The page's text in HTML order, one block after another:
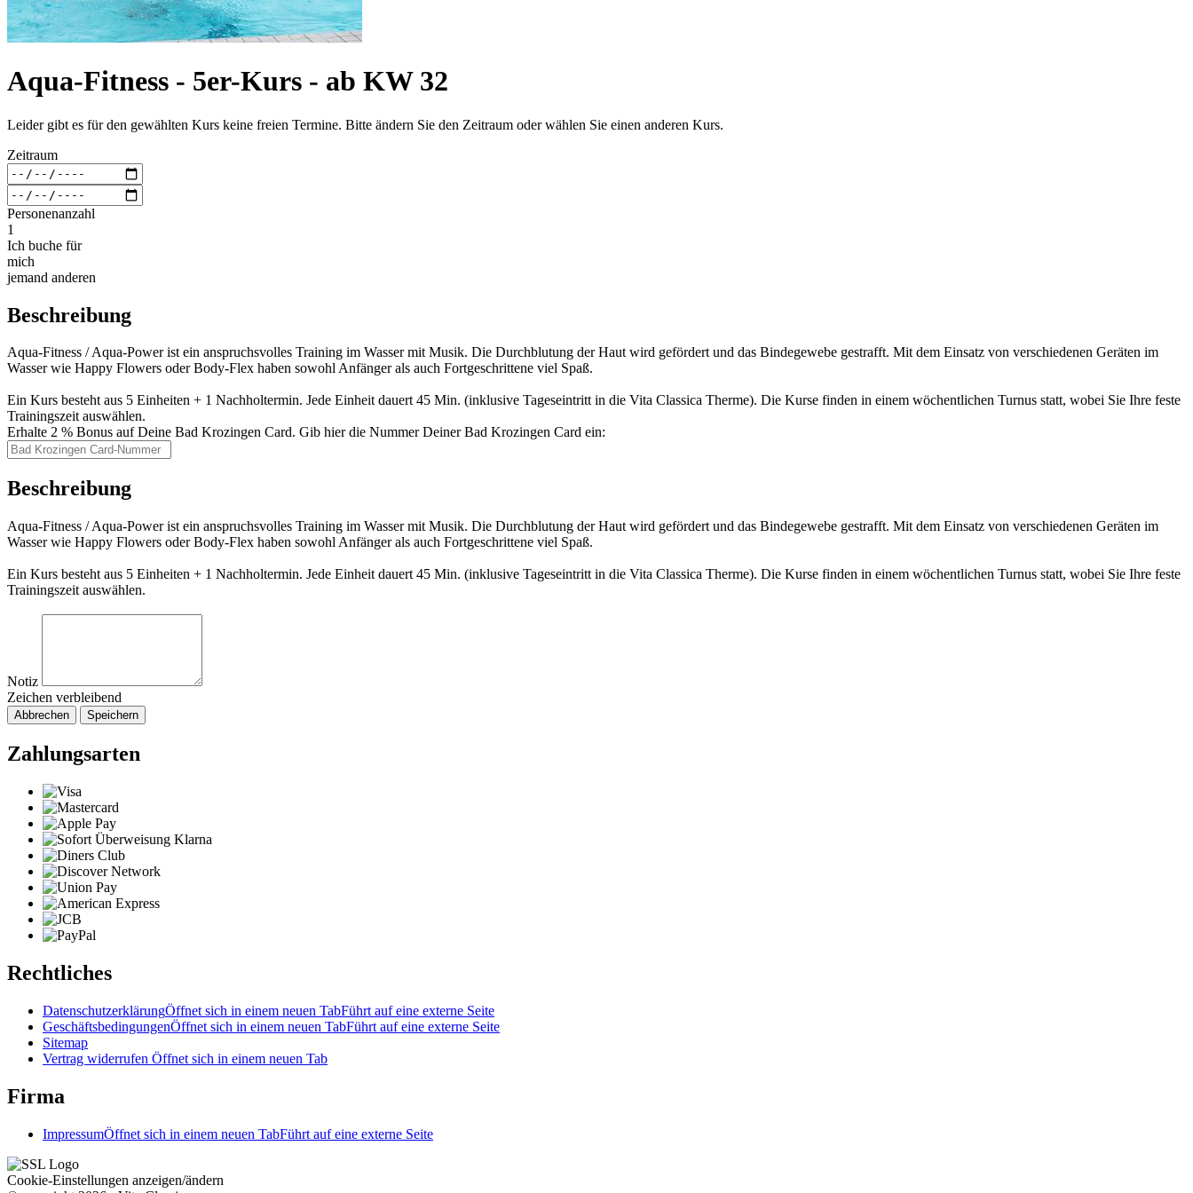
Aqua-Fitness - 5er-Kurs - ab KW 32
Leider gibt es für den gewählten Kurs keine freien Termine. Bitte ändern Sie den Zeitraum oder wählen Sie einen anderen Kurs.
Zeitraum
Personenanzahl
1
Ich buche für
mich
jemand anderen
Beschreibung
Aqua-Fitness / Aqua-Power ist ein anspruchsvolles Training im Wasser mit Musik. Die Durchblutung der Haut wird gefördert und das Bindegewebe gestrafft. Mit dem Einsatz von verschiedenen Geräten im
Wasser wie Happy Flowers oder Body-Flex haben sowohl Anfänger als auch Fortgeschrittene viel Spaß.
Ein Kurs besteht aus 5 Einheiten + 1 Nachholtermin. Jede Einheit dauert 45 Min. (inklusive Tageseintritt in die Vita Classica Therme). Die Kurse finden in einem wöchentlichen Turnus statt, wobei Sie Ihre feste
Trainingszeit auswählen.
Erhalte 2 % Bonus auf Deine Bad Krozingen Card. Gib hier die Nummer Deiner Bad Krozingen Card ein:
Beschreibung
Aqua-Fitness / Aqua-Power ist ein anspruchsvolles Training im Wasser mit Musik. Die Durchblutung der Haut wird gefördert und das Bindegewebe gestrafft. Mit dem Einsatz von verschiedenen Geräten im
Wasser wie Happy Flowers oder Body-Flex haben sowohl Anfänger als auch Fortgeschrittene viel Spaß.
Ein Kurs besteht aus 5 Einheiten + 1 Nachholtermin. Jede Einheit dauert 45 Min. (inklusive Tageseintritt in die Vita Classica Therme). Die Kurse finden in einem wöchentlichen Turnus statt, wobei Sie Ihre feste
Trainingszeit auswählen.
Notiz
Zeichen verbleibend
Abbrechen Speichern
Zahlungsarten
Rechtliches
DatenschutzerklärungÖffnet sich in einem neuen TabFührt auf eine externe Seite
GeschäftsbedingungenÖffnet sich in einem neuen TabFührt auf eine externe Seite
Sitemap
Vertrag widerrufen Öffnet sich in einem neuen Tab
Firma
ImpressumÖffnet sich in einem neuen TabFührt auf eine externe Seite
Cookie-Einstellungen anzeigen/ändern